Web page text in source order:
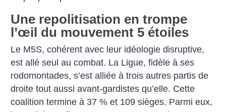
Une repolitisation en trompe
l’œil du mouvement 5 étoiles
Le M5S, cohérent avec leur idéologie disruptive,
est allé seul au combat. La Ligue, fidèle à ses
rodomontades, s’est alliée à trois autres partis de
droite tout aussi avant-gardistes qu’elle. Cette
coalition termine à 37 % et 109 sièges. Parmi eux,